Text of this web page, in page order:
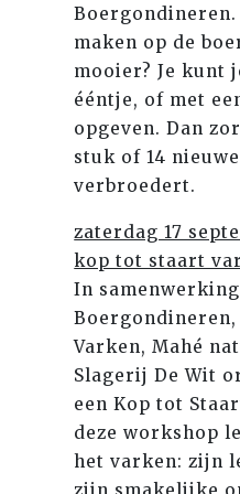
maken op de
mooier? Je kunt
ééntje, of met
opgeven. Dan
stuk of 14
verbroedert.
zaterdag 17
kop tot staart
In
Boergondineren,
Varken, Mahé
Slagerij De Wit
een Kop tot
deze workshop
het varken: zijn